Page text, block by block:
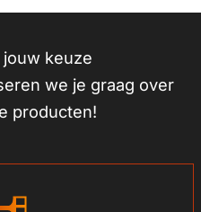
jouw keuze
we je graag over
producten!